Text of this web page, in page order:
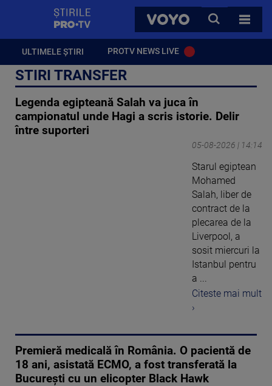
VOYO
CAUTA
TOATE
ULTIMELE ȘTIRI PROTV NEWS LIVE
STIRI TRANSFER
Legenda egipteană Salah va juca în
campionatul unde Hagi a scris istorie. Delir
între suporteri
05-08-2026 | 14:14
Starul egiptean
Mohamed
Salah, liber de
contract de la
plecarea de la
Liverpool, a
sosit miercuri la
Istanbul pentru
a ...
Citeste mai mult
›
Premieră medicală în România. O pacientă de
18 ani, asistată ECMO, a fost transferată la
București cu un elicopter Black Hawk